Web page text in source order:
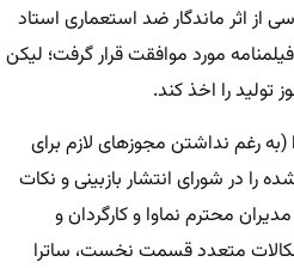
از اثر ماندگار ضد استعماری استاد
مورد موافقت قرار گرفت؛ لیکن
تولید را اخذ کند.
(به رغم نداشتن مجوزهای لازم برای
را در شورای انتشار بازبینی و نکات
محترم نماوا و کارگردان و
متعدد قسمت نخست، ساترا